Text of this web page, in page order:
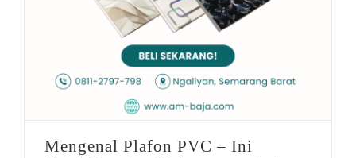
Mengenal Plafon PVC – Ini